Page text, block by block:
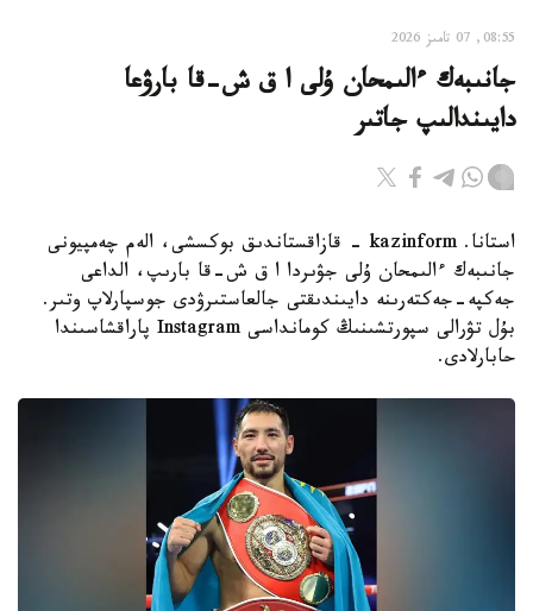
08:55, 07 تامىز 2026
جانىبەك ءالىمحان ۇلى ا ق ش-قا بارۋعا
دايىندالىپ جاتىر
استانا. kazinform - قازاقستاندىق بوكسشى، الەم چەمپيونى
جانىبەك ءالىمحان ۇلى جۋىردا ا ق ش-قا بارىپ، الداعى
جەكپە-جەكتەرىنە دايىندىقتى جالعاستىرۋدى جوسپارلاپ وتىر.
بۇل تۋرالى سپورتشىنىڭ كومانداسى Instagram پاراقشاسىندا
حابارلادى.